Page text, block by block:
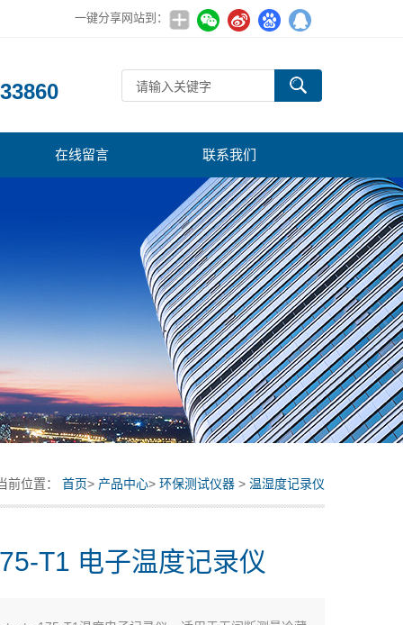
一键分享网站到：
在线留言 联系我们
前位置： 首页> 产品中心> 环保测试仪器 > 温湿度记录仪
T1 电子温度记录仪